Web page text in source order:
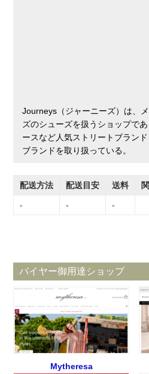
Journeys（ジャーニーズ）は、
ズのシューズを扱うショップで
ースなど人気ストリートブラン
ブランドを取り扱っている。
配送方法 配送目安 送料
- - -
バイヤー御用達ショップ
Mytheresa